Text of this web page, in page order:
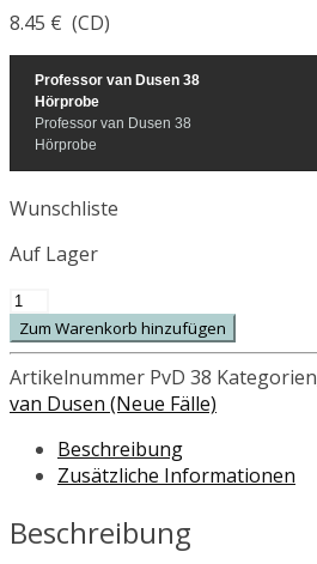
8.45 € (CD)
Professor van Dusen 38
Hörprobe
Professor van Dusen 38
Hörprobe
Wunschliste
Auf Lager
Professor
van
Dusen
nimmt
ein
der
(38)
Zum Warenkorb hinzufügen
Artikelnummer PvD 38 Kategorien
van Dusen (Neue Fälle)
Beschreibung
Zusätzliche Informationen
Beschreibung